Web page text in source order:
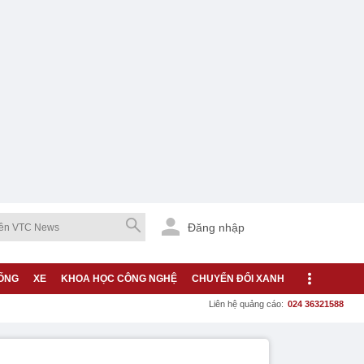
Đăng nhập
XE KHOA HỌC CÔNG NGHỆ CHUYỂN ĐỔI XANH
Liên hệ quảng cáo: 024 36321588